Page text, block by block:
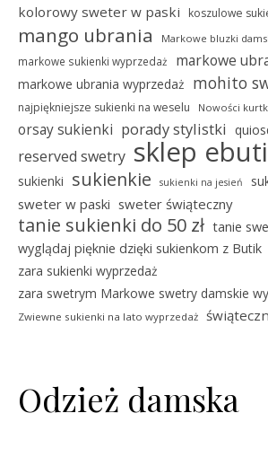
kolorowy sweter w paski koszulowe
mango ubrania Markowe bluzki
markowe sukienki wyprzedaż markowe
markowe ubrania wyprzedaż mohito
najpiękniejsze sukienki na weselu Nowości
orsay sukienki porady stylistki
reserved swetry sklep
sukienki sukienkie sukienki na jesień
sweter w paski sweter świąteczny
tanie sukienki do 50 zł tanie
wyglądaj pięknie dzięki sukienkom z Butik
zara sukienki wyprzedaż
zara swetrym Markowe swetry damskie
Zwiewne sukienki na lato wyprzedaż
Odzież damska